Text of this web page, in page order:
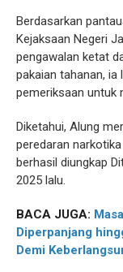
Berdasarkan
Kejaksaan Negeri
pengawalan ketat
pakaian tahanan, ia
pemeriksaan untuk
Diketahui, Alung
peredaran
berhasil diungkap
2025 lalu.
BACA JUGA:
Diperpanjang
Demi